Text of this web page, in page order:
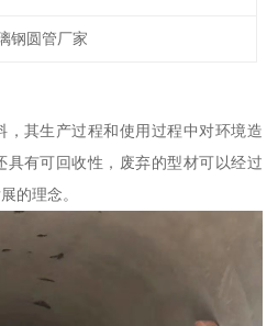
钢圆管厂家
，其生产过程和使用过程中对环境造
具有可回收性，废弃的型材可以经过
的理念。